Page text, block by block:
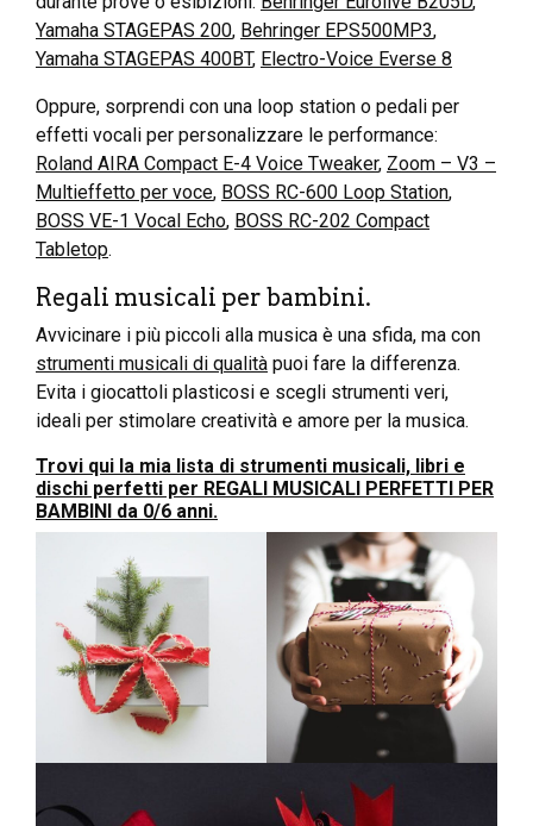
Yamaha STAGEPAS 200, Behringer EPS500MP3,
Yamaha STAGEPAS 400BT, Electro-Voice Everse 8
Oppure, sorprendi con una loop station o pedali per
effetti vocali per personalizzare le performance:
Roland AIRA Compact E-4 Voice Tweaker, Zoom – V3 –
Multieffetto per voce, BOSS RC-600 Loop Station,
BOSS VE-1 Vocal Echo, BOSS RC-202 Compact
Tabletop.
Regali musicali per bambini.
Avvicinare i più piccoli alla musica è una sfida, ma con
strumenti musicali di qualità puoi fare la differenza.
Evita i giocattoli plasticosi e scegli strumenti veri,
ideali per stimolare creatività e amore per la musica.
Trovi qui la mia lista di strumenti musicali, libri e
dischi perfetti per REGALI MUSICALI PERFETTI PER
BAMBINI da 0/6 anni.